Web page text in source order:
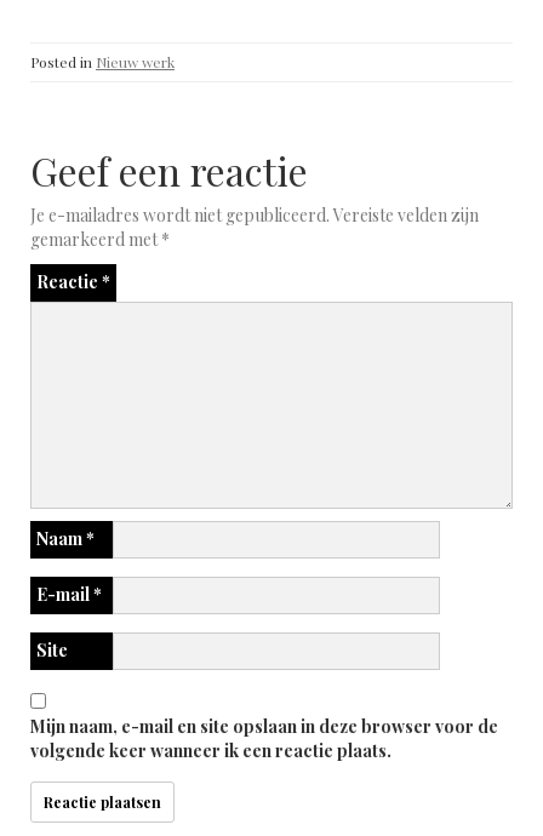
Posted in Nieuw werk
Geef een reactie
Je e-mailadres wordt niet gepubliceerd. Vereiste velden zijn
gemarkeerd met*
Reactie *
Naam*
E-mail*
Site
Mijn naam, e-mail en site opslaan in deze browser voor de
volgende keer wanneer ik een reactie plaats.